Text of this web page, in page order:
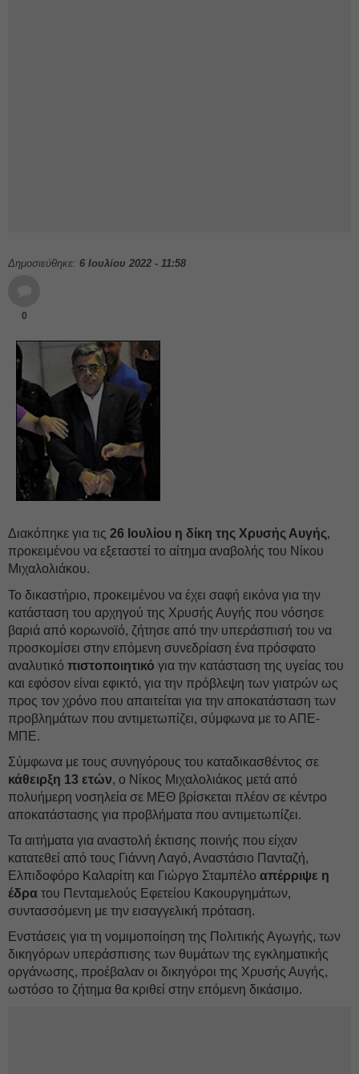
Δημοσιεύθηκε: 6 Ιουλίου 2022 - 11:58
0
Διακόπηκε για τις 26 Ιουλίου η δίκη της Χρυσής Αυγής,
προκειμένου να εξεταστεί το αίτημα αναβολής του Νίκου
Μιχαλολιάκου.
Το δικαστήριο, προκειμένου να έχει σαφή εικόνα για την
κατάσταση του αρχηγού της Χρυσής Αυγής που νόσησε
βαριά από κορωνοϊό, ζήτησε από την υπεράσπισή του να
προσκομίσει στην επόμενη συνεδρίαση ένα πρόσφατο
αναλυτικό πιστοποιητικό για την κατάσταση της υγείας του
και εφόσον είναι εφικτό, για την πρόβλεψη των γιατρών ως
προς τον χρόνο που απαιτείται για την αποκατάσταση των
προβλημάτων που αντιμετωπίζει, σύμφωνα με το ΑΠΕ-
ΜΠΕ.
Σύμφωνα με τους συνηγόρους του καταδικασθέντος σε
κάθειρξη 13 ετών, ο Νίκος Μιχαλολιάκος μετά από
πολυήμερη νοσηλεία σε ΜΕΘ βρίσκεται πλέον σε κέντρο
αποκατάστασης για προβλήματα που αντιμετωπίζει.
Τα αιτήματα για αναστολή έκτισης ποινής που είχαν
κατατεθεί από τους Γιάννη Λαγό, Αναστάσιο Πανταζή,
Ελπιδοφόρο Καλαρίτη και Γιώργο Σταμπέλο απέρριψε η
έδρα του Πενταμελούς Εφετείου Κακουργημάτων,
συντασσόμενη με την εισαγγελική πρόταση.
Ενστάσεις για τη νομιμοποίηση της Πολιτικής Αγωγής, των
δικηγόρων υπεράσπισης των θυμάτων της εγκληματικής
οργάνωσης, προέβαλαν οι δικηγόροι της Χρυσής Αυγής,
ωστόσο το ζήτημα θα κριθεί στην επόμενη δικάσιμο.